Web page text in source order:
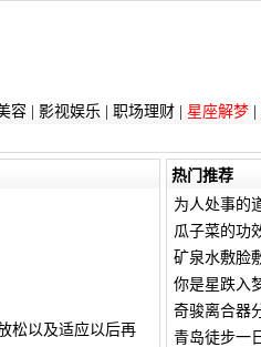
容| 影视娱乐 职场理财| 星座解梦|
松以及适应以后再
热门推荐
为人处事的
瓜子菜的功
矿泉水敷脸
你是星跌入
奇骏离合器
青岛徒步一